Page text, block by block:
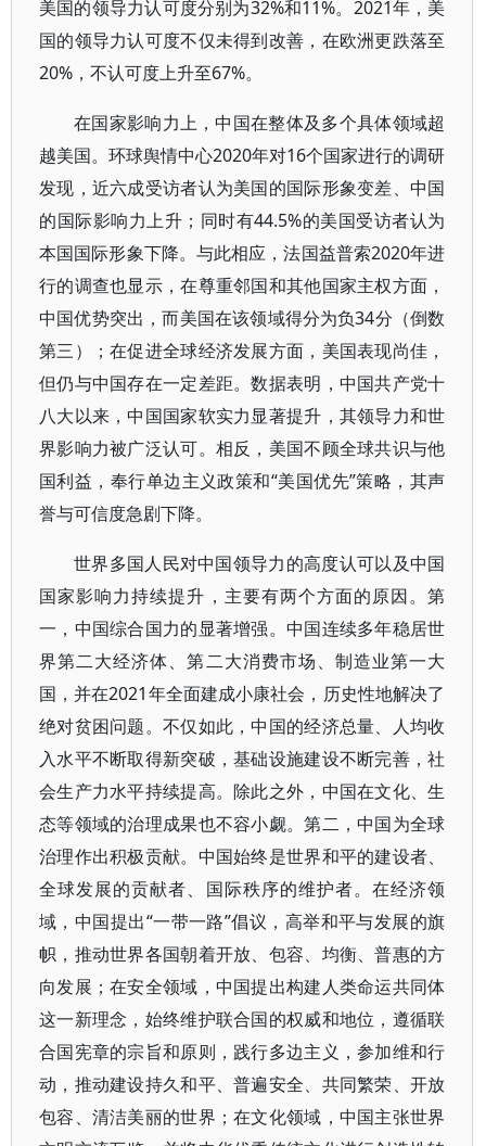
美国的领导力认可度分别为32%和11%。2021年，美
国的领导力认可度不仅未得到改善，在欧洲更跌落至
20%，不认可度上升至67%。
在国家影响力上，中国在整体及多个具体领域超
越美国。环球舆情中心2020年对16个国家进行的调研
发现，近六成受访者认为美国的国际形象变差、中国
的国际影响力上升；同时有44.5%的美国受访者认为
本国国际形象下降。与此相应，法国益普索2020年进
行的调查也显示，在尊重邻国和其他国家主权方面，
中国优势突出，而美国在该领域得分为负34分（倒数
第三）；在促进全球经济发展方面，美国表现尚佳，
但仍与中国存在一定差距。数据表明，中国共产党十
八大以来，中国国家软实力显著提升，其领导力和世
界影响力被广泛认可。相反，美国不顾全球共识与他
国利益，奉行单边主义政策和“美国优先”策略，其声
誉与可信度急剧下降。
世界多国人民对中国领导力的高度认可以及中国
国家影响力持续提升，主要有两个方面的原因。第
一，中国综合国力的显著增强。中国连续多年稳居世
界第二大经济体、第二大消费市场、制造业第一大
国，并在2021年全面建成小康社会，历史性地解决了
绝对贫困问题。不仅如此，中国的经济总量、人均收
入水平不断取得新突破，基础设施建设不断完善，社
会生产力水平持续提高。除此之外，中国在文化、生
态等领域的治理成果也不容小觑。第二，中国为全球
治理作出积极贡献。中国始终是世界和平的建设者、
全球发展的贡献者、国际秩序的维护者。在经济领
域，中国提出“一带一路”倡议，高举和平与发展的旗
帜，推动世界各国朝着开放、包容、均衡、普惠的方
向发展；在安全领域，中国提出构建人类命运共同体
这一新理念，始终维护联合国的权威和地位，遵循联
合国宪章的宗旨和原则，践行多边主义，参加维和行
动，推动建设持久和平、普遍安全、共同繁荣、开放
包容、清洁美丽的世界；在文化领域，中国主张世界